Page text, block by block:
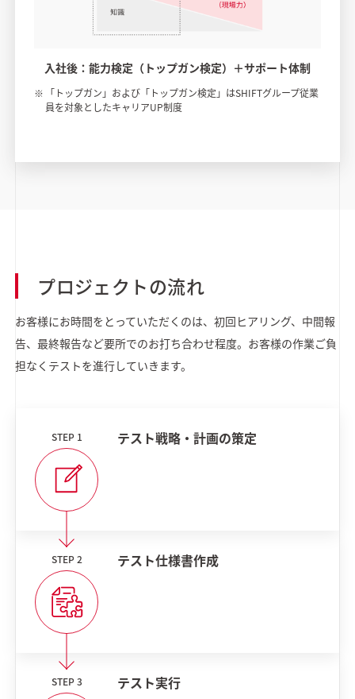
入社後：能力検定（トップガン検定）＋サポート体制
「トップガン」および「トップガン検定」はSHIFTグループ従業
員を対象としたキャリアUP制度
プロジェクトの流れ
お客様にお時間をとっていただくのは、初回ヒアリング、中間報
告、最終報告など要所でのお打ち合わせ程度。お客様の作業ご負
担なくテストを進行していきます。
テスト戦略・計画の策定
テスト仕様書作成
テスト実行